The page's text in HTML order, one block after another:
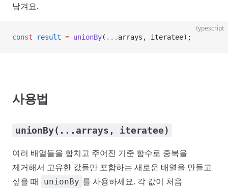
남겨요.
typescript
const result = unionBy( ... arrays, iteratee);
사용법
unionBy(...arrays, iteratee)
여러 배열들을 합치고 주어진 기준 함수로 중복을
제거해서 고유한 값들만 포함하는 새로운 배열을 만들고
싶을 때
unionBy 를 사용하세요. 각 값이 처음